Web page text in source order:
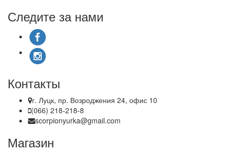
Следите за нами
Контакты
г. Луцк, пр. Возроджения 24, офис 10
(066) 218-218-8
scorpionyurka@gmail.com
Магазин